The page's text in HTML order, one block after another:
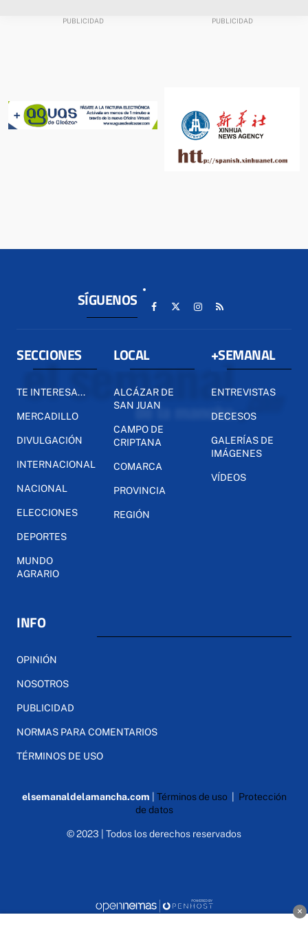
SÍGUENOS
SECCIONES
TE INTERESA...
MERCADILLO
DIVULGACIÓN
INTERNACIONAL
NACIONAL
ELECCIONES
DEPORTES
MUNDO
AGRARIO
LOCAL
ALCÁZAR DE
SAN JUAN
CAMPO DE
CRIPTANA
COMARCA
PROVINCIA
REGIÓN
+SEMANAL
ENTREVISTAS
DECESOS
GALERÍAS DE
IMÁGENES
VÍDEOS
INFO
OPINIÓN
NOSOTROS
PUBLICIDAD
NORMAS PARA COMENTARIOS
TÉRMINOS DE USO
elsemanaldelamancha.com Términos de uso| Protección
de datos
© 2023 | Todos los derechos reservados
×